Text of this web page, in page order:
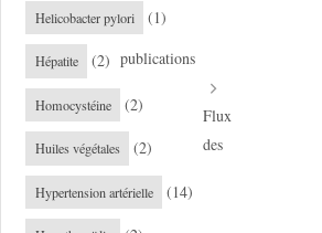
Helicobacter pylori (1)
Hépatite (2)
Homocystéine (2)
Huiles végétales (2)
Hypertension artérielle (14)
publications
Flux
des